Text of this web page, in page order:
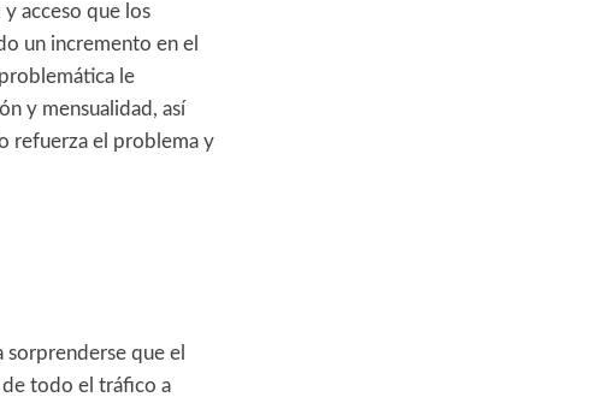
acceso que los
un incremento en el
le
y mensualidad, así
refuerza el problema y
sorprenderse que el
de todo el tráfico a